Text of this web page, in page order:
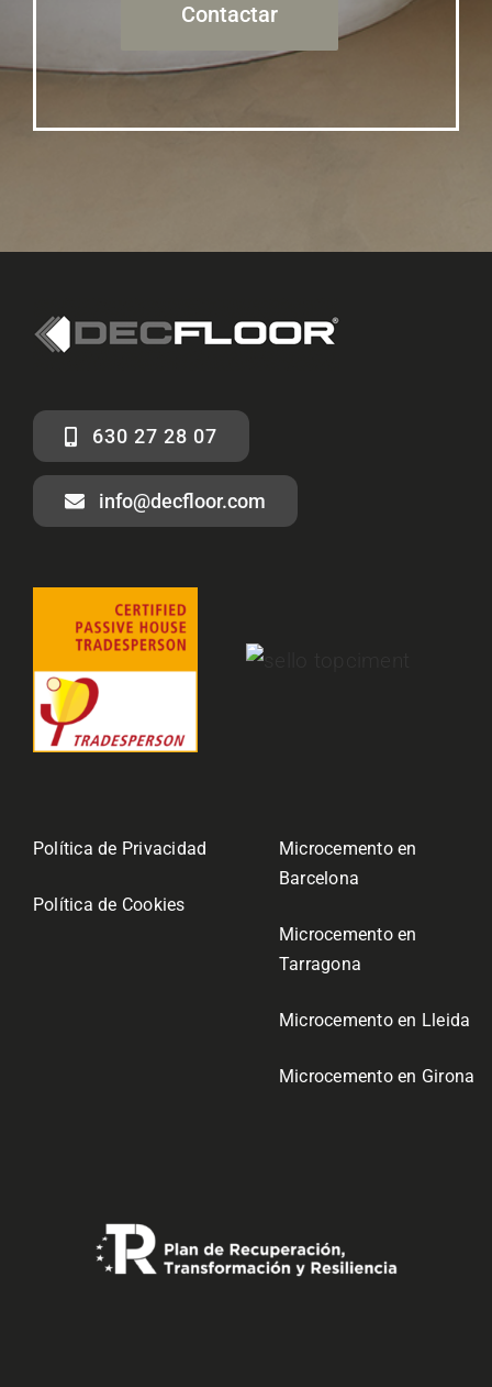
Contactar
630 27 28 07
info@decfloor.com
Política de Privacidad
Política de Cookies
Microcemento en
Barcelona
Microcemento en
Tarragona
Microcemento en Lleida
Microcemento en Girona